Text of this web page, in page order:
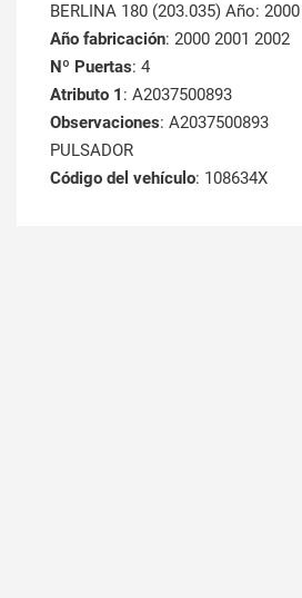
BERLINA 180 (203.035) Año: 2000
Año fabricación: 2000 2001 2002
Nº Puertas: 4
Atributo 1 : A2037500893
Observaciones: A2037500893
PULSADOR
Código del vehículo: 108634X